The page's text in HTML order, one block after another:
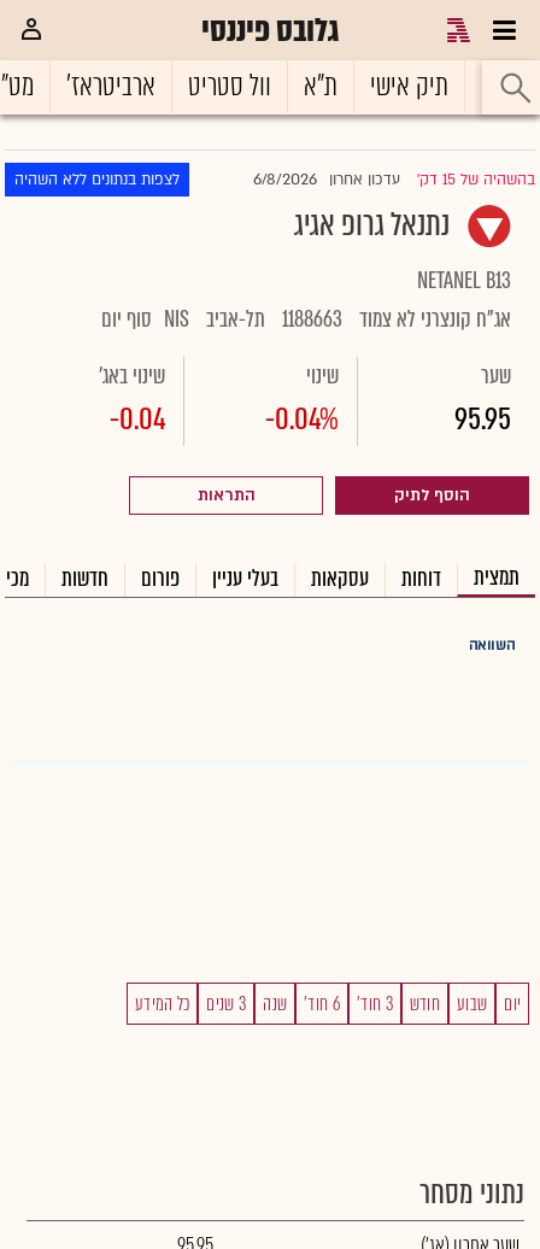
גלובס פיננסי
ראשי תיק אישי ת"א וול סטריט ארביטראז'
בהשהיה של 15 דק' |עדכון אחרון 6/8/2026 לצפות בנתונים ללא השהיה
נתנאל גרופ אגיג
NETANEL B13
אג"ח קונצרני לא צמוד 1188663 תל-אביב NIS סוף יום
שער
95.95
שינוי
-0.04%
שינוי באג'
-0.04
הוסף לתיק התראות
תמצית דוחות עסקאות בעלי עניין פורום חדשות
השוואה
יום שבוע חודש 3 חוד' 6 חוד' שנה 3 שנים כל המידע
נתוני מסחר